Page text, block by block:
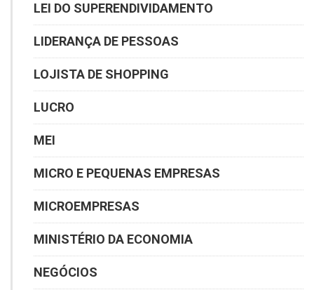
LEI DO SUPERENDIVIDAMENTO
LIDERANÇA DE PESSOAS
LOJISTA DE SHOPPING
LUCRO
MEI
MICRO E PEQUENAS EMPRESAS
MICROEMPRESAS
MINISTÉRIO DA ECONOMIA
NEGÓCIOS